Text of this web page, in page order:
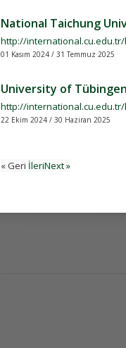
National Taichung
http://
01 Kasım 2024 / 31 Temmuz 2025
University of
http://
22 Ekim 2024 / 30 Haziran 2025
« Geri İleriNext »